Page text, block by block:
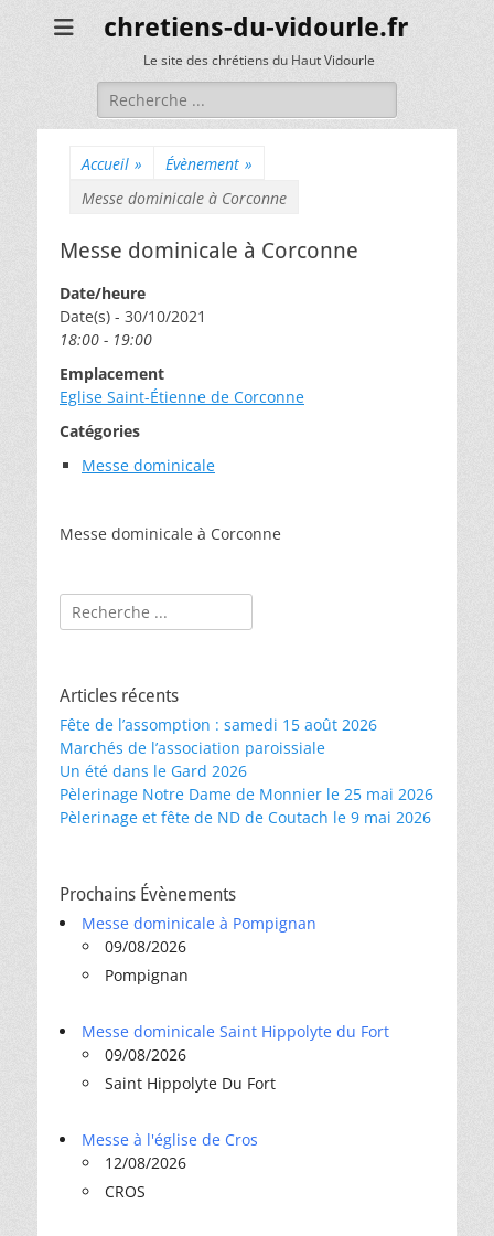
chretiens-du-vidourle.fr
Le site des chrétiens du Haut Vidourle
Rechercher :
Accueil » Évènement »
Messe dominicale à Corconne
Messe dominicale à Corconne
Date/heure
Date(s) - 30/10/2021
18:00 - 19:00
Emplacement
Eglise Saint-Étienne de Corconne
Catégories
Messe dominicale
Messe dominicale à Corconne
Rechercher :
Articles récents
Fête de l’assomption : samedi 15 août 2026
Marchés de l’association paroissiale
Un été dans le Gard 2026
Pèlerinage Notre Dame de Monnier le 25 mai 2026
Pèlerinage et fête de ND de Coutach le 9 mai 2026
Prochains Évènements
Messe dominicale à Pompignan
09/08/2026
Pompignan
Messe dominicale Saint Hippolyte du Fort
09/08/2026
Saint Hippolyte Du Fort
Messe à l'église de Cros
12/08/2026
CROS